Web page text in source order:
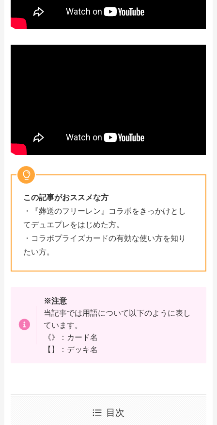
この記事がおススメな方
・『葬送のフリーレン』コラボをきっかけとし
てデュエプレをはじめた方。
・コラボプライズカードの有効な使い方を知り
たい方。
※注意
当記事では用語について以下のように表し
ています。
《》：カード名
【】：デッキ名
目次